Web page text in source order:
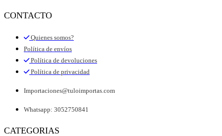
CONTACTO
Quienes somos?
Política de envíos
Política de devoluciones
Política de privacidad
Importaciones@tuloimportas.com
Whatsapp: 3052750841
CATEGORIAS